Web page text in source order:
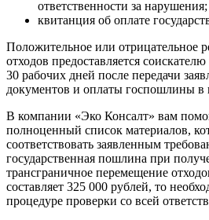
ответственности за нарушения;
квитанция об оплате
Положительное или отрицательное
отходов предоставляется
30 рабочих дней после передачи
документов и оплаты госпошлины в
В компании «Эко Консалт» вам
полноценный список материалов,
соответствовать заявленным
государственная пошлина при
трансграничное перемещение
составляет 325 000 рублей, то
процедуре проверки со всей